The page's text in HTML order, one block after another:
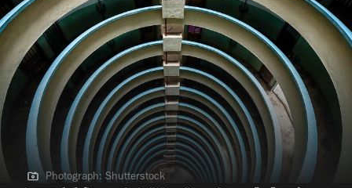
Photograph: Shutterstock